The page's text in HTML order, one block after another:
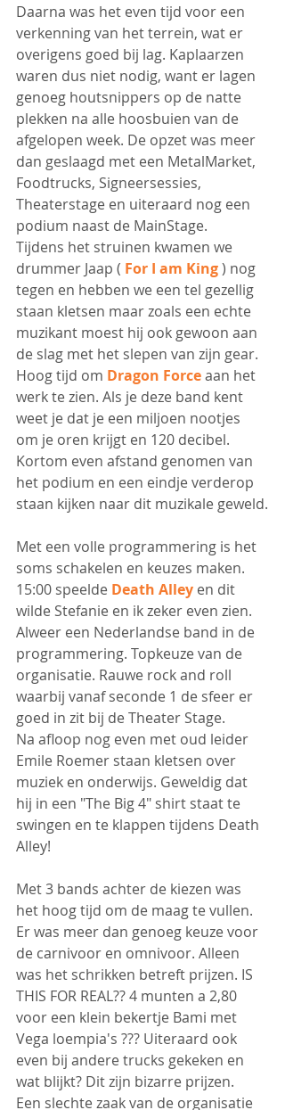
Daarna was het even tijd voor een
verkenning van het terrein, wat er
overigens goed bij lag. Kaplaarzen
waren dus niet nodig, want er lagen
genoeg houtsnippers op de natte
plekken na alle hoosbuien van de
afgelopen week. De opzet was meer
dan geslaagd met een MetalMarket,
Foodtrucks, Signeersessies,
Theaterstage en uiteraard nog een
podium naast de MainStage.
Tijdens het struinen kwamen we
drummer Jaap ( For I am King ) nog
tegen en hebben we een tel gezellig
staan kletsen maar zoals een echte
muzikant moest hij ook gewoon aan
de slag met het slepen van zijn gear.
Hoog tijd om Dragon Force aan het
werk te zien. Als je deze band kent
weet je dat je een miljoen nootjes
om je oren krijgt en 120 decibel.
Kortom even afstand genomen van
het podium en een eindje verderop
staan kijken naar dit muzikale geweld.
Met een volle programmering is het
soms schakelen en keuzes maken.
15:00 speelde Death Alley en dit
wilde Stefanie en ik zeker even zien.
Alweer een Nederlandse band in de
programmering. Topkeuze van de
organisatie. Rauwe rock and roll
waarbij vanaf seconde 1 de sfeer er
goed in zit bij de Theater Stage.
Na afloop nog even met oud leider
Emile Roemer staan kletsen over
muziek en onderwijs. Geweldig dat
hij in een "The Big 4" shirt staat te
swingen en te klappen tijdens Death
Alley!
Met 3 bands achter de kiezen was
het hoog tijd om de maag te vullen.
Er was meer dan genoeg keuze voor
de carnivoor en omnivoor. Alleen
was het schrikken betreft prijzen. IS
THIS FOR REAL?? 4 munten a 2,80
voor een klein bekertje Bami met
Vega loempia's ??? Uiteraard ook
even bij andere trucks gekeken en
wat blijkt? Dit zijn bizarre prijzen.
Een slechte zaak van de organisatie